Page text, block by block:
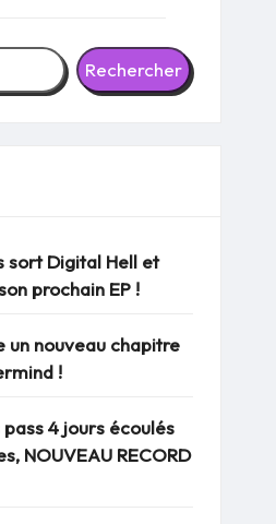
Rechercher
sort Digital Hell et
prochain EP !
un nouveau chapitre
!
4 jours écoulés
NOUVEAU RECORD